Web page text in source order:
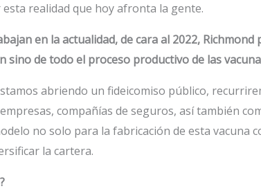
realidad que hoy afronta la gente.
en la actualidad, de cara al 2022,
sino de todo el proceso productivo de las
abriendo un fideicomiso público,
compañías de seguros, así también
no solo para la fabricación de esta vacuna
la cartera.